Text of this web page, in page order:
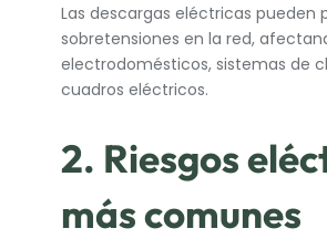
Las descargas eléctricas pueden
sobretensiones en la red,
electrodomésticos, sistemas de
cuadros eléctricos.
2. Riesgos
más comunes